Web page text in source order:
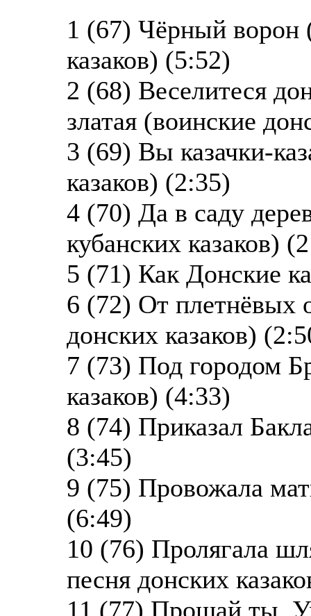
1 (67) Чёрный ворон
казаков) (5:52)
2 (68) Веселитеся
златая (воинские
3 (69) Вы казачки-
казаков) (2:35)
4 (70) Да в саду
кубанских казаков)
5 (71) Как Донские
6 (72) От плетнёвых
донских казаков)
7 (73) Под городом
казаков) (4:33)
8 (74) Приказал
(3:45)
9 (75) Провожала
(6:49)
10 (76) Пролягала
песня донских
11 (77) Прощай ты,